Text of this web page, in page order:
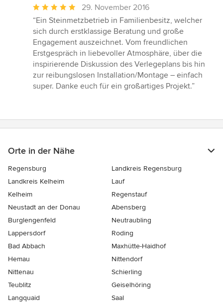
Durchschnittliche
Bewertung:
5
von
5
Sternen
29. November 2016
“Ein Steinmetzbetrieb in Familienbesitz, welcher
sich durch erstklassige Beratung und große
Engagement auszeichnet. Vom freundlichen
Erstgespräch in liebevoller Atmosphäre, über die
inspirierende Diskussion des Verlegeplans bis hin
zur reibungslosen Installation/Montage – einfach
super. Danke euch für ein großartiges Projekt.”
Orte in der Nähe
Regensburg
Landkreis Regensburg
Landkreis Kelheim
Lauf
Kelheim
Regenstauf
Neustadt an der Donau
Abensberg
Burglengenfeld
Neutraubling
Lappersdorf
Roding
Bad Abbach
Maxhütte-Haidhof
Hemau
Nittendorf
Nittenau
Schierling
Teublitz
Geiselhöring
Langquaid
Saal